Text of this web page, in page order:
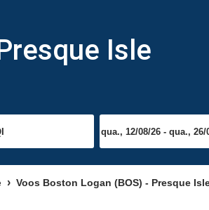
Isle
Voos Boston Logan (BOS) - Presque